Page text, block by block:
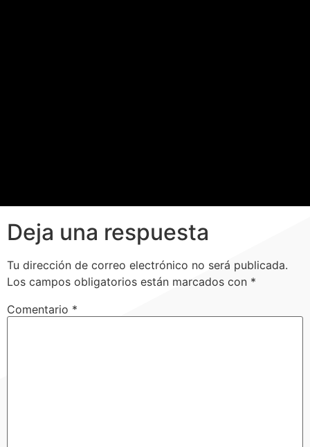
Deja una respuesta
Tu dirección de correo electrónico no será publicada.
Los campos obligatorios están marcados con *
Comentario *